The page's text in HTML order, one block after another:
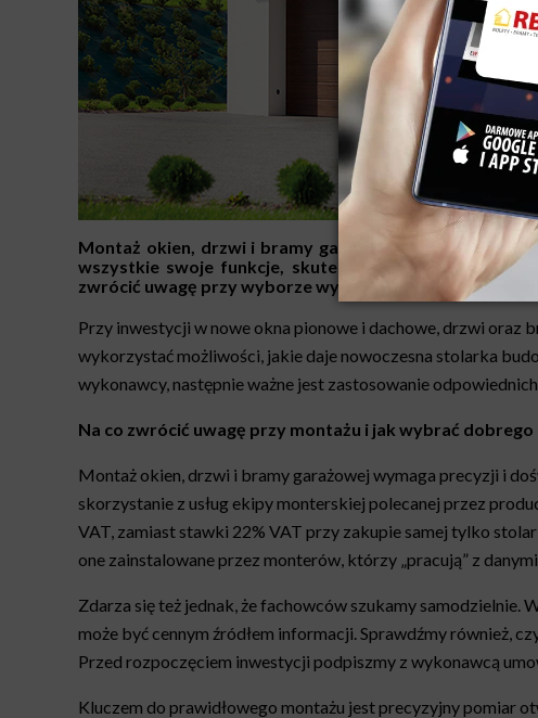
Montaż okien, drzwi i bramy garażowej to kluczowy
wszystkie swoje funkcje, skutecznie chronić przed
zwrócić uwagę przy wyborze wykonawcy, jak
Przy inwestycji w nowe okna pionowe i dachowe, drzwi oraz
wykorzystać możliwości, jakie daje nowoczesna stolarka
wykonawcy, następnie ważne jest zastosowanie
Na co zwrócić uwagę przy montażu i jak wybrać dobrego
Montaż okien, drzwi i bramy garażowej wymaga precyzji i
skorzystanie z usług ekipy monterskiej polecanej przez
VAT, zamiast stawki 22% VAT przy zakupie samej tylko
one zainstalowane przez monterów, którzy „pracują” z
Zdarza się też jednak, że fachowców szukamy
może być cennym źródłem informacji. Sprawdźmy również,
Przed rozpoczęciem inwestycji podpiszmy z wykonawcą
Kluczem do prawidłowego montażu jest precyzyjny pomiar